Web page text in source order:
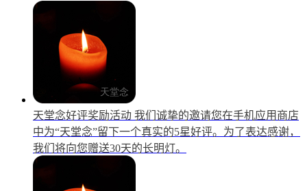
天堂念好评奖励活动 我们诚挚的邀请您在手机应用商店
中为“天堂念”留下一个真实的5星好评。为了表达感谢，
我们将向您赠送30天的长明灯。